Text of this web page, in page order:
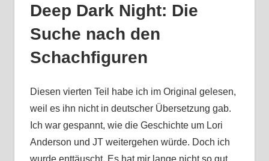
Deep Dark Night: Die
Suche nach den
Schachfiguren
Diesen vierten Teil habe ich im Original gelesen,
weil es ihn nicht in deutscher Übersetzung gab.
Ich war gespannt, wie die Geschichte um Lori
Anderson und JT weitergehen würde. Doch ich